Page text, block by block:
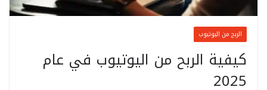
الربح من اليوتيوب
كيفية الربح من اليوتيوب في عام
2025